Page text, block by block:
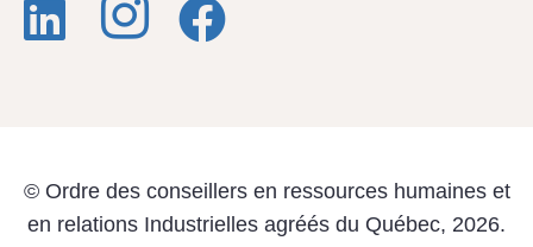
© Ordre des conseillers en ressources humaines et
en relations Industrielles agréés du Québec, 2026.